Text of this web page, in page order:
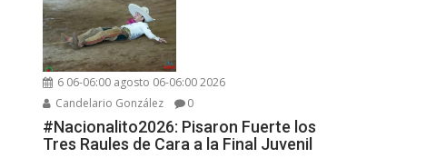
6 06-06:00 agosto 06-06:00 2026
Candelario González
0
#Nacionalito2026: Pisaron Fuerte los
Tres Raules de Cara a la Final Juvenil